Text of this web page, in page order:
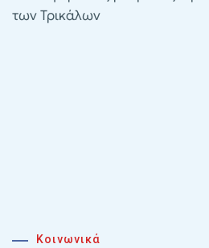
των Τρικάλων
Κοινωνικά